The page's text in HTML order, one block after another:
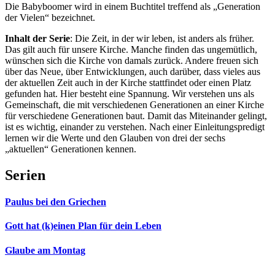
Die Babyboomer wird in einem Buchtitel treffend als „Generation
der Vielen“ bezeichnet.
Inhalt der Serie: Die Zeit, in der wir leben, ist anders als früher.
Das gilt auch für unsere Kirche. Manche finden das ungemütlich,
wünschen sich die Kirche von damals zurück. Andere freuen sich
über das Neue, über Entwicklungen, auch darüber, dass vieles aus
der aktuellen Zeit auch in der Kirche stattfindet oder einen Platz
gefunden hat. Hier besteht eine Spannung. Wir verstehen uns als
Gemeinschaft, die mit verschiedenen Generationen an einer Kirche
für verschiedene Generationen baut. Damit das Miteinander gelingt,
ist es wichtig, einander zu verstehen. Nach einer Einleitungspredigt
lernen wir die Werte und den Glauben von drei der sechs
„aktuellen“ Generationen kennen.
Serien
Paulus bei den Griechen
Gott hat (k)einen Plan für dein Leben
Glaube am Montag